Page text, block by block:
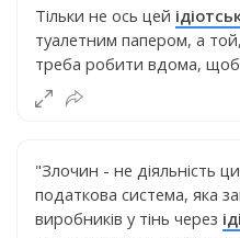
Тільки не ось цей
туалетним папером, а
треба робити вдома,
"Злочин - не діяльність
податкова система, яка
виробників у тінь через